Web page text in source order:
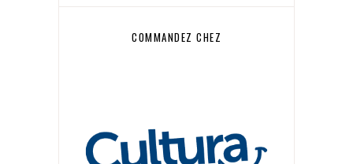
COMMANDEZ CHEZ